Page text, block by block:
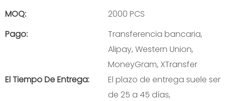
MOQ:
2000 PCS
Pago:
Transferencia bancaria,
Alipay, Western Union,
MoneyGram, XTransfer
El Tiempo De Entrega:
El plazo de entrega suele ser
de 25 a 45 días,